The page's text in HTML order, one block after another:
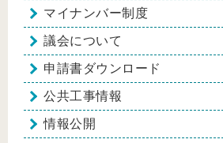
マイナンバー制度
議会について
申請書ダウンロード
公共工事情報
情報公開